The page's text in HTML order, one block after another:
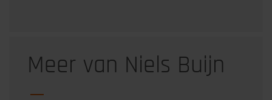
Meer van Niels Buijn